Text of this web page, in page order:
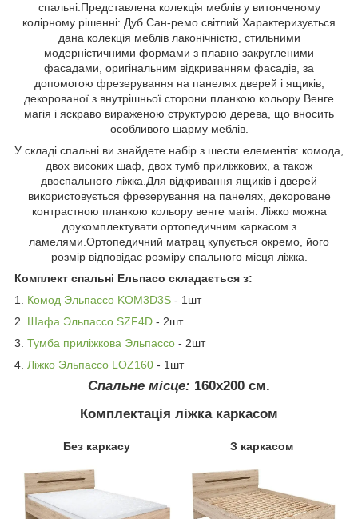
спальні.Представлена колекція меблів у витонченому
колірному рішенні: Дуб Сан-ремо світлий.Характеризується
дана колекція меблів лаконічністю, стильними
модерністичними формами з плавно закругленими
фасадами, оригінальним відкриванням фасадів, за
допомогою фрезерування на панелях дверей і ящиків,
декорованої з внутрішньої сторони планкою кольору Венге
магія і яскраво вираженою структурою дерева, що вносить
особливого шарму меблів.
У складі спальні ви знайдете набір з шести елементів: комода,
двох високих шаф, двох тумб приліжкових, а також
двоспального ліжка.Для відкривання ящиків і дверей
використовується фрезерування на панелях, декороване
контрастною планкою кольору венге магія. Ліжко можна
доукомплектувати ортопедичним каркасом з
ламелями.Ортопедичний матрац купується окремо, його
розмір відповідає розміру спального місця ліжка.
Комплект спальні Ельпасо складається з:
1. Комод Эльпассо KOM3D3S - 1шт
2. Шафа Эльпассо SZF4D - 2шт
3. Тумба приліжкова Эльпассо - 2шт
4. Ліжко Эльпассо LOZ160 - 1шт
Спальне місце: 160x200 см.
Комплектація ліжка каркасом
Без каркасу З каркасом